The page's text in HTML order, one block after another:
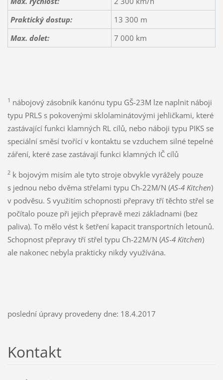
Praktický dostup:
13 300 m
Max. dolet:
7 000 km
1 nábojový zásobník kanónu typu GŠ-23M lze naplnit náboji
typu PRLS s pokovenými sklolaminátovými jehličkami, které
zastávající funkci klamných RL cílů, nebo náboji typu PIKS se
speciální směsí tvořící v kontaktu se vzduchem silné tepelné
záření, které zase zastávají funkci klamných IČ cílů
2k bojovým misím ale tyto stroje obvykle vyrážely pouze
s jednou nebo dvěma střelami typu Ch-22M/N (AS-4 Kitchen)
v podvěsu. S využitím schopnosti přepravy tří těchto střel se
počítalo pouze při jejich přepravě mezi základnami (bez
paliva). To mělo vést k šetření kapacit transportních letounů.
Schopnost přepravy tří střel typu Ch-22M/N (AS-4 Kitchen)
ale nakonec nebyla prakticky nikdy využívána.
poslední úpravy provedeny dne: 18.4.2017
Kontakt